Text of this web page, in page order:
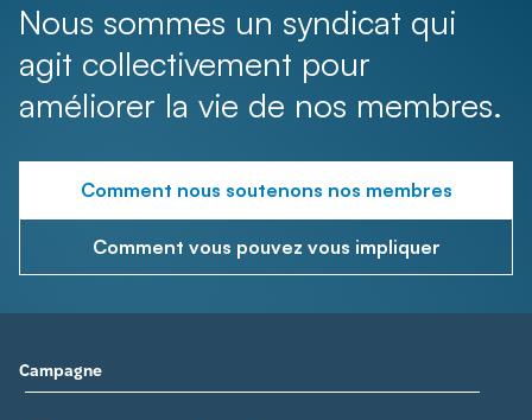
Nous sommes un syndicat qui
agit collectivement pour
améliorer la vie de nos membres.
Comment nous soutenons nos membres
Comment vous pouvez vous impliquer
Campagne